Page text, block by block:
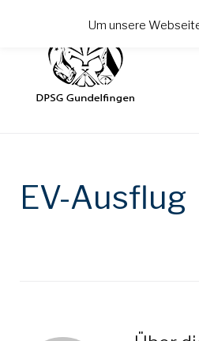
springen
EV-Ausflug
Um unsere